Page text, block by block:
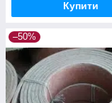
Купити
–50%